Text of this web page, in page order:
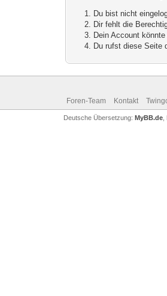
Du bist nicht
Dir fehlt die
Dein Account
Du rufst diese Seite
Foren-Team Kontakt
Deutsche Übersetzung: MyBB.de,